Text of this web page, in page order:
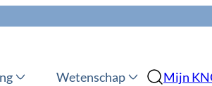
Wetenschap Mijn